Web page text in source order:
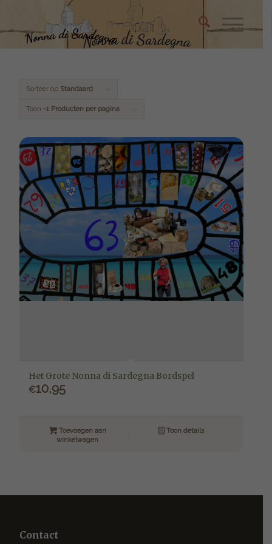
Sorteer op Standaard
Toon -1 Producten per pagina
Het Grote Nonna di Sardegna Bordspel
€10,95
Toevoegen aan
winkelwagen
Toon details
Contact